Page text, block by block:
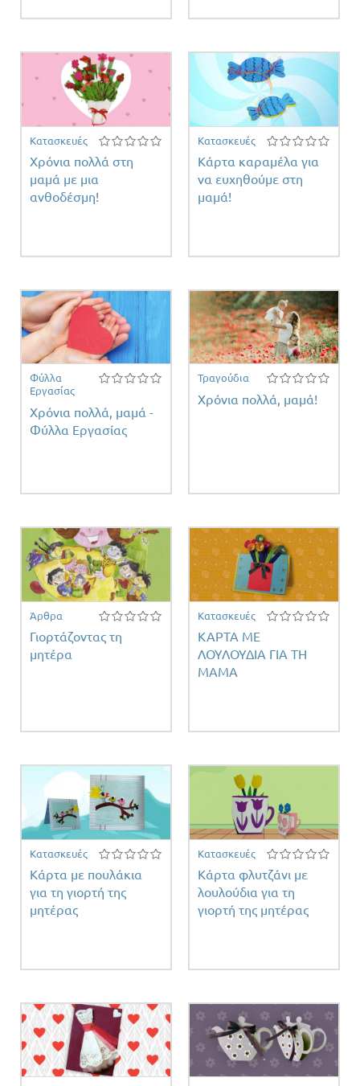
Κατασκευές
Χρόνια πολλά στη
μαμά με μια
ανθοδέσμη!
Κατασκευές
Κάρτα καραμέλα για
να ευχηθούμε στη
μαμά!
Φύλλα
Εργασίας
Χρόνια πολλά, μαμά -
Φύλλα Εργασίας
Τραγούδια
Χρόνια πολλά, μαμά!
Άρθρα
Γιορτάζοντας τη
μητέρα
Κατασκευές
ΚΑΡΤΑ ΜΕ
ΛΟΥΛΟΥΔΙΑ ΓΙΑ ΤΗ
ΜΑΜΑ
Κατασκευές
Κάρτα με πουλάκια
για τη γιορτή της
μητέρας
Κατασκευές
Κάρτα φλυτζάνι με
λουλούδια για τη
γιορτή της μητέρας